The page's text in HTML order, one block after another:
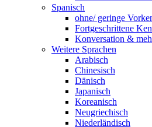
Spanisch
ohne/ geringe
Fortgeschrittene
Konversation &
Weitere Sprachen
Arabisch
Chinesisch
Dänisch
Japanisch
Koreanisch
Neugriechisch
Niederländisch